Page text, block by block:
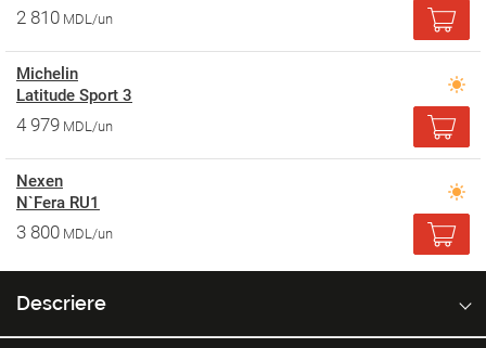
2 810 MDL/un
Michelin
Latitude Sport 3
4 979 MDL/un
Nexen
N`Fera RU1
3 800 MDL/un
Descriere